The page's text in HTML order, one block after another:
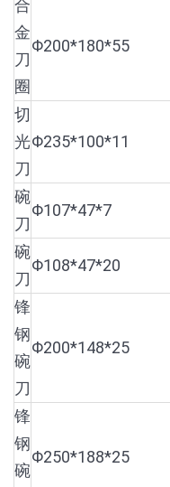
合
金
刀
圈
Φ200*180*55
切
光
刀
Φ235*100*11
碗
刀
Φ107*47*7
碗
刀
Φ108*47*20
锋
钢
碗
刀
Φ200*148*25
锋
钢
碗
Φ250*188*25